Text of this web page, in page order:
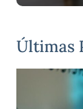
Últimas